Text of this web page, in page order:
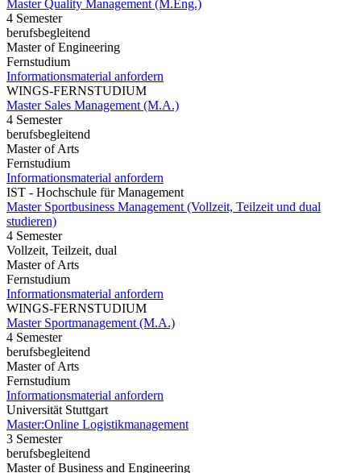
Master Quality Management (M.Eng.)
4 Semester
berufsbegleitend
Master of Engineering
Fernstudium
Informationsmaterial anfordern
WINGS-FERNSTUDIUM
Master Sales Management (M.A.)
4 Semester
berufsbegleitend
Master of Arts
Fernstudium
Informationsmaterial anfordern
IST - Hochschule für Management
Master Sportbusiness Management (Vollzeit, Teilzeit und dual
studieren)
4 Semester
Vollzeit, Teilzeit, dual
Master of Arts
Fernstudium
Informationsmaterial anfordern
WINGS-FERNSTUDIUM
Master Sportmanagement (M.A.)
4 Semester
berufsbegleitend
Master of Arts
Fernstudium
Informationsmaterial anfordern
Universität Stuttgart
Master:Online Logistikmanagement
3 Semester
berufsbegleitend
Master of Business and Engineering